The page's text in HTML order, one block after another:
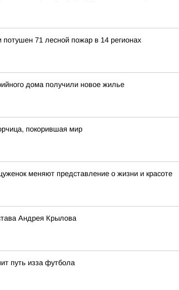
71 лесной пожар в 14 регионах
дома получили новое жилье
покорившая мир
меняют представление о жизни и красоте
Андрея Крылова
путь изза футбола